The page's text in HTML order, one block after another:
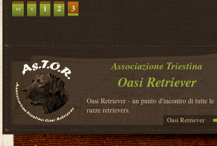
‹‹ ‹ 1 2 3
Associazione Triestina
Oasi Retriever
Oasi Retriever - un punto d'incontro di tutte le
razze retrievers.
Oasi Retriever